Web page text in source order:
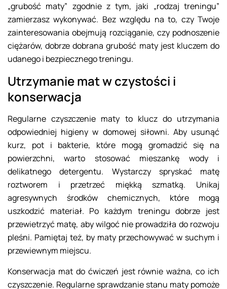
„grubość maty” zgodnie z tym, jaki „rodzaj treningu”
zamierzasz wykonywać. Bez względu na to, czy Twoje
zainteresowania obejmują rozciąganie, czy podnoszenie
ciężarów, dobrze dobrana grubość maty jest kluczem do
udanego i bezpiecznego treningu.
Utrzymanie mat w czystości i
konserwacja
Regularne czyszczenie maty to klucz do utrzymania
odpowiedniej higieny w domowej siłowni. Aby usunąć
kurz, pot i bakterie, które mogą gromadzić się na
powierzchni, warto stosować mieszankę wody i
delikatnego detergentu. Wystarczy spryskać matę
roztworem i przetrzeć miękką szmatką. Unikaj
agresywnych środków chemicznych, które mogą
uszkodzić materiał. Po każdym treningu dobrze jest
przewietrzyć matę, aby wilgoć nie prowadziła do rozwoju
pleśni. Pamiętaj też, by maty przechowywać w suchym i
przewiewnym miejscu.
Konserwacja mat do ćwiczeń jest równie ważna, co ich
czyszczenie. Regularne sprawdzanie stanu maty pomoże